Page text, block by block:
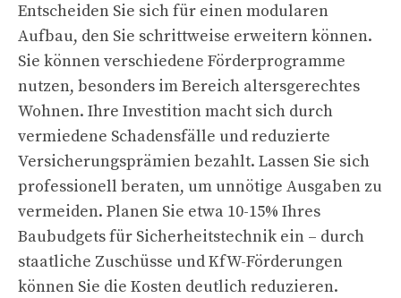
Entscheiden Sie sich für einen modularen
Aufbau, den Sie schrittweise erweitern können.
Sie können verschiedene Förderprogramme
nutzen, besonders im Bereich altersgerechtes
Wohnen. Ihre Investition macht sich durch
vermiedene Schadensfälle und reduzierte
Versicherungsprämien bezahlt. Lassen Sie sich
professionell beraten, um unnötige Ausgaben zu
vermeiden. Planen Sie etwa 10-15% Ihres
Baubudgets für Sicherheitstechnik ein – durch
staatliche Zuschüsse und KfW-Förderungen
können Sie die Kosten deutlich reduzieren.